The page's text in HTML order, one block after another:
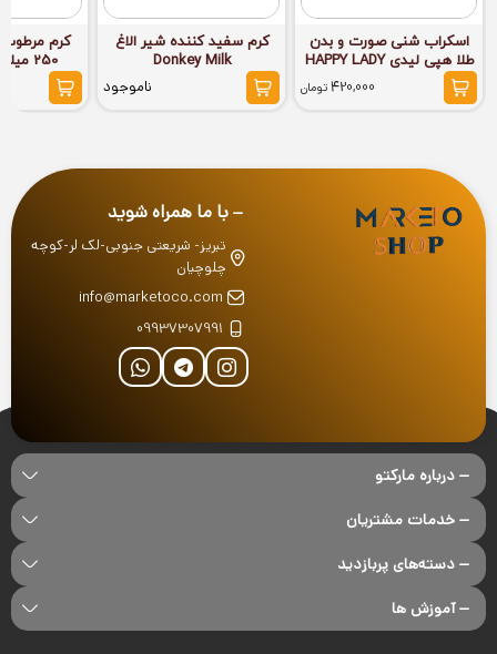
اسکراب شنی صورت و بدن
طلا هپی لیدی HAPPY LADY
420,000تومان
کرم سفید کننده شیر الاغ
Donkey Milk
ناموجود
کرم مرطوب
250 میلی آرای ARAY
با ما همراه شوید
تبریز- شریعتی جنوبی-لک لر-کوچه
چلوچیان
info@marketoco.com
09937307991
درباره‌ مارکتو
خدمات مشتریان
دسته‌های پربازدید
آموزش ها